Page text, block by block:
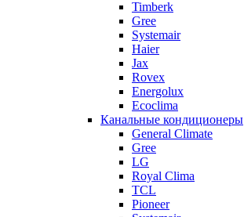
Timberk
Gree
Systemair
Haier
Jax
Rovex
Energolux
Ecoclima
Канальные кондиционеры
General Climate
Gree
LG
Royal Clima
TCL
Pioneer